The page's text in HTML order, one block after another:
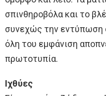
σπινθηροβόλα και το
συνεχώς την εντύπωση
όλη του εμφάνιση
πρωτοτυπία.
Ιχθύες